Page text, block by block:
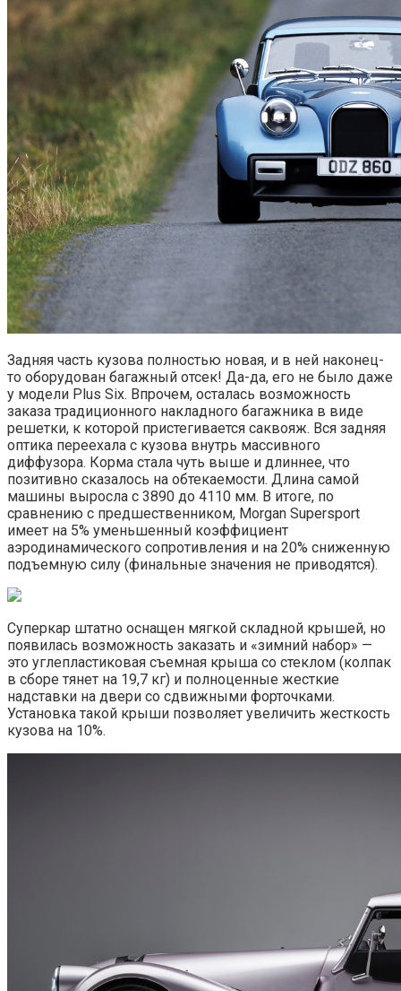
Задняя часть кузова полностью новая, и в ней наконец-
то оборудован багажный отсек! Да-да, его не было даже
у модели Plus Six. Впрочем, осталась возможность
заказа традиционного накладного багажника в виде
решетки, к которой пристегивается саквояж. Вся задняя
оптика переехала с кузова внутрь массивного
диффузора. Корма стала чуть выше и длиннее, что
позитивно сказалось на обтекаемости. Длина самой
машины выросла с 3890 до 4110 мм. В итоге, по
сравнению с предшественником, Morgan Supersport
имеет на 5% уменьшенный коэффициент
аэродинамического сопротивления и на 20% сниженную
подъемную силу (финальные значения не приводятся).
Суперкар штатно оснащен мягкой складной крышей, но
появилась возможность заказать и «зимний набор» —
это углепластиковая съемная крыша со стеклом (колпак
в сборе тянет на 19,7 кг) и полноценные жесткие
надставки на двери со сдвижными форточками.
Установка такой крыши позволяет увеличить жесткость
кузова на 10%.